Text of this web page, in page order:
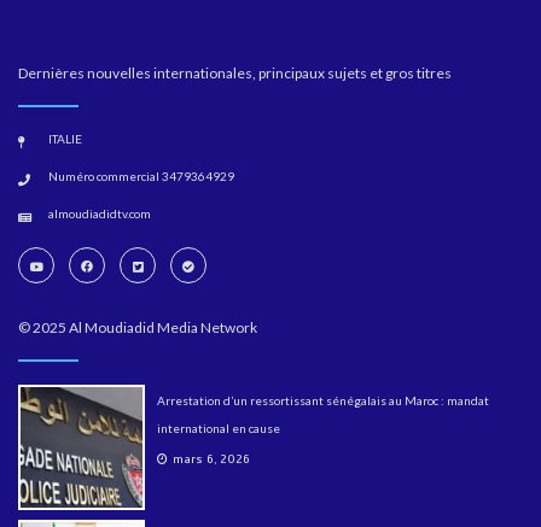
Dernières nouvelles internationales, principaux sujets et gros titres
ITALIE
Numéro commercial 3479364929
almoudiadidtv.com
© 2025 Al Moudiadid Media Network
Arrestation d’un ressortissant sénégalais au Maroc : mandat
international en cause
mars 6, 2026